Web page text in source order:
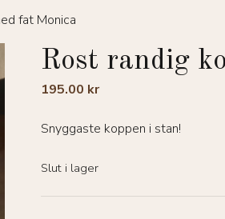
fat Monica
Rost randig
195.00 kr
Snyggaste koppen i stan!
Slut i lager